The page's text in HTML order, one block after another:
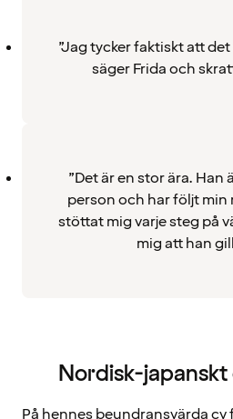
”Jag tycker faktiskt att
säger Frida och
”Det är en stor ära.
person och har följt min
stöttat mig varje steg på
mig att han
Nordisk-
På hennes beundransvärda